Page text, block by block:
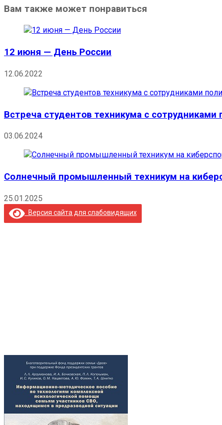
Вам также может понравиться
12 июня — День России
12.06.2022
Встреча студентов техникума с
03.06.2024
Солнечный промышленный техникум на
25.01.2025
Версия сайта для слабовидящих